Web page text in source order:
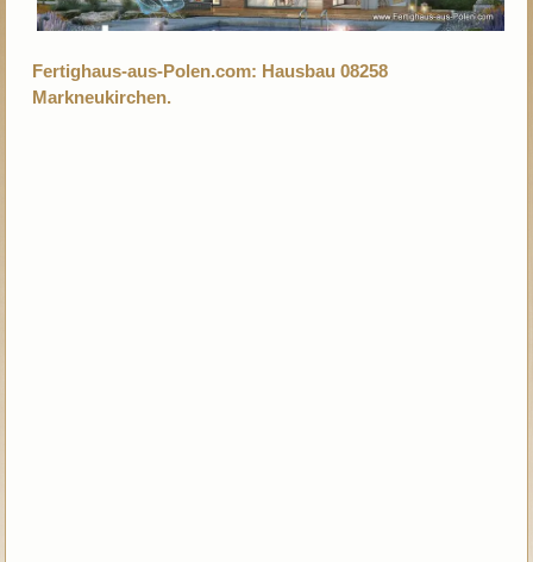
Fertighaus-aus-Polen.com: Hausbau 08258
Markneukirchen.